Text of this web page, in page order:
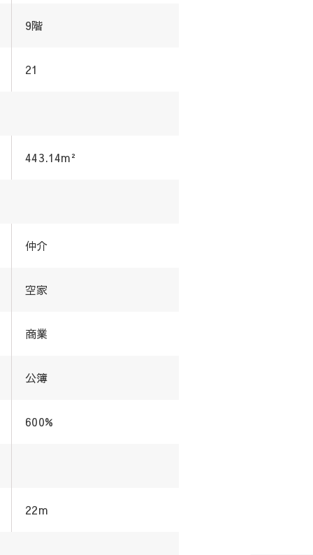
9階
21
443.14m²
仲介
空家
商業
公簿
600%
22m